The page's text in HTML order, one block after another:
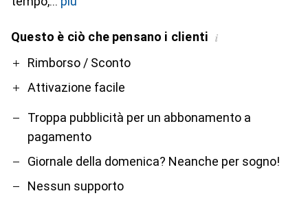
Questo è ciò che pensano i clienti i
ProRimborso / Sconto
Attivazione facile
Contro
Troppa pubblicità per un abbonamento a
pagamento
Giornale della domenica? Neanche per sogno!
Nessun supporto